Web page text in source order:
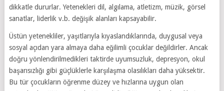
dikkatle dururlar. Yetenekleri dil, algılama, atletizm, müzik, görsel
sanatlar, liderlik v.b. değişik alanları kapsayabilir.
Üstün yetenekliler, yaşıtlarıyla kıyaslandıklarında, duygusal veya
sosyal açıdan yara almaya daha eğilimli çocuklar değildirler. Ancak
doğru yönlendirilmedikleri taktirde uyumsuzluk, depresyon, okul
başarısızlığı gibi güçlüklerle karşılaşma olasılıkları daha yüksektir.
Bu tür çocukların öğrenme düzey ve hızlarına uygun olan